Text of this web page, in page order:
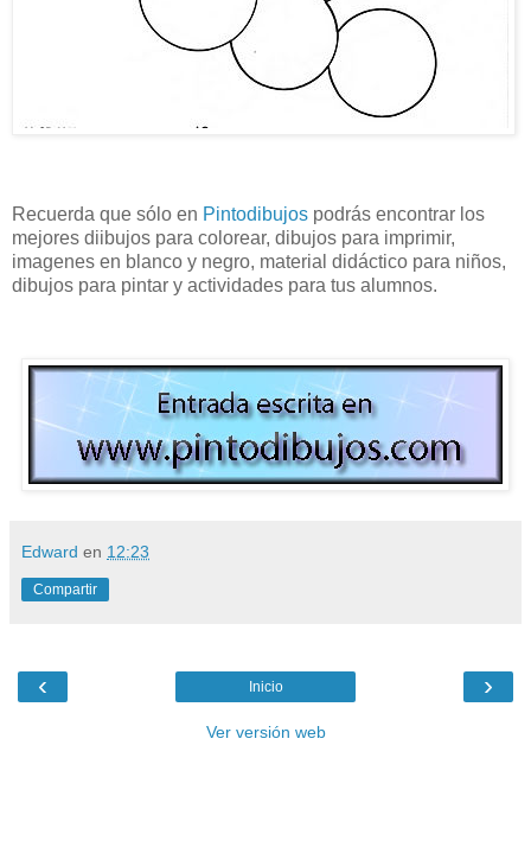
Recuerda que sólo en Pintodibujos podrás encontrar los
mejores diibujos para colorear, dibujos para imprimir,
imagenes en blanco y negro, material didáctico para niños,
dibujos para pintar y actividades para tus alumnos.
Edward en 12:23
Compartir
‹ ›
Inicio
Ver versión web